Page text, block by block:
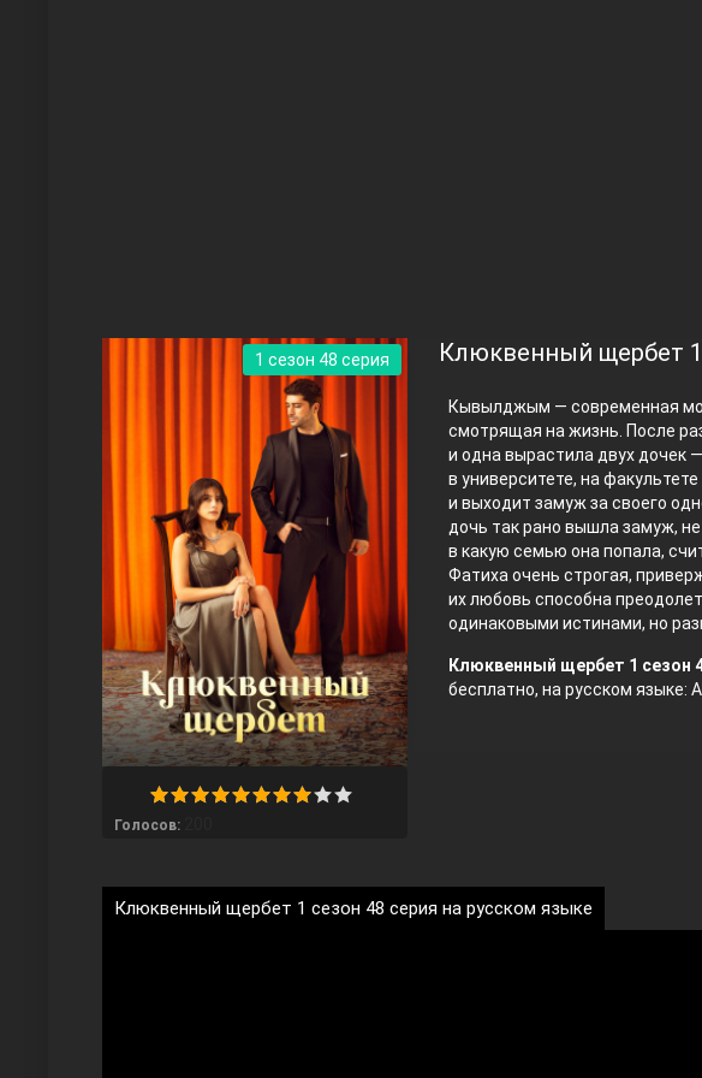
Правосyдие
Любовь напрокат
Клюквенный щербет
Кывылджым — современная
смотрящая на жизнь. После
и одна вырастила двух дочек
в университете, на
и выходит замуж за своего
дочь так рано вышла замуж,
в какую семью она попала,
Фатиха очень строгая,
их любовь способна
одинаковыми истинами, но
Клюквенный щербет 1 сезон
бесплатно, на русском языке:
Голосов:
1 сезон 48 серия
Клюквенный щербет 1 сезон 48 серия на русском языке